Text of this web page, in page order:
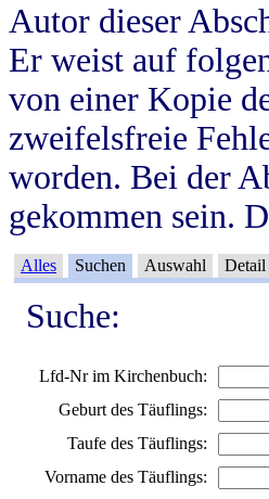
Autor dieser
Er weist auf
von einer Kopie
zweifelsfreie
worden. Bei der
gekommen sein.
Alles Suchen Auswahl Detail
Suche:
Lfd-Nr im Kirchenbuch:
Geburt des Täuflings:
Taufe des Täuflings:
Vorname des Täuflings: